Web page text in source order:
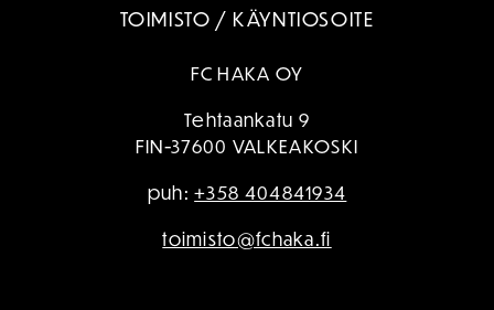
TOIMISTO / KÄYNTIOSOITE
FC HAKA OY
Tehtaankatu 9
FIN-37600 VALKEAKOSKI
puh:+358 404841934
toimisto@fchaka.fi